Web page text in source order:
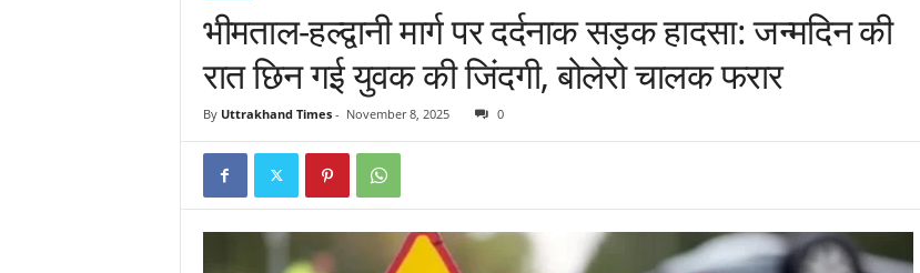
a
t
भीमताल-हल्द्वानी मार्ग पर दर्दनाक सड़क हादसा: जन्मदिन की
रात छिन गई युवक की जिंदगी, बोलेरो चालक फरार
By Uttrakhand Times- November 8, 2025 0